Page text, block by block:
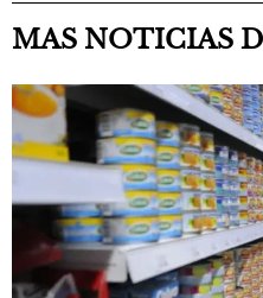
MAS NOTICIAS